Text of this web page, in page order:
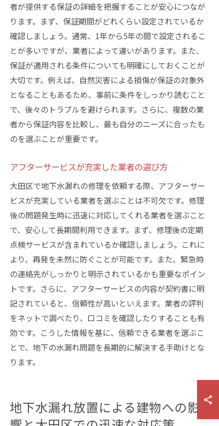
者が提供する保証の詳細を把握することが安心につなが
ります。まず、保証期間がどれくらい設定されているか
確認しましょう。通常、1年から5年の間で設定されるこ
とが多いですが、業者によって違いがあります。また、
保証が適用される条件についても明確にしておくことが
大切です。例えば、自然災害による損傷が保証の対象外
となることもあるため、事前に条件をしっかり読むこと
で、後々のトラブルを避けられます。さらに、複数の業
者から保証内容を比較し、最も自分のニーズに合ったも
のを選ぶことが重要です。
アフターサービスが充実した業者の選び方
大田区で地下水漏れの修理を依頼する際、アフターサー
ビスが充実している業者を選ぶことは不可欠です。修理
後の問題発生時に迅速に対応してくれる業者を選ぶこと
で、安心して長期間利用できます。まず、修理後の定期
点検サービスが含まれているか確認しましょう。これに
より、再発を未然に防ぐことが可能です。また、緊急時
の連絡先がしっかりと明示されているかも重要なポイン
トです。さらに、アフターサービスの内容が契約書に明
記されていると、信頼性が高いといえます。業者の評判
をネットで調べたり、口コミを確認したりすることも有
効です。こうした情報を基に、信頼できる業者を選ぶこ
とで、地下の水漏れ問題を長期的に解決する手助けとな
ります。
地下水漏れ放置による建物への影